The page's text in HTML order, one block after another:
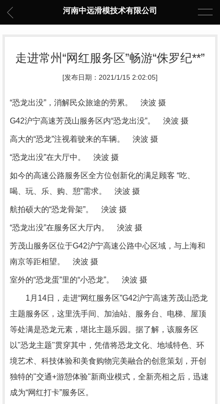
河南中远滑模技术有限公司
走进常州“网红服务区”畅游“侏罗纪**”
[发布日期：2021/1/15 2:02:05]
“恐龙出没”，消解民众旅途的劳累。 泱波 摄
G42沪宁高速芳茂山服务区内“恐龙出没”。 泱波 摄
高大的“恐龙”注视着驶来的车辆。 泱波 摄
“恐龙出没”在大厅中。 泱波 摄
如今的高速公路服务区全方位创新化的满足顾客 “吃、
喝、玩、乐、购、憩”需求。 泱波 摄
航拍硕大的“恐龙骨架”。 泱波 摄
“恐龙出没”在服务区大厅内。 泱波 摄
芳茂山服务区位于G42沪宁高速公路中心区域，与上海和
南京等距相望。 泱波 摄
室外的“恐龙蛋”里的“小恐龙”。 泱波 摄
1月14日，走进“网红服务区”G42沪宁高速芳茂山恐龙
主题服务区，这里洗手间、加油站、服务台、电梯、屋顶
等处满是恐龙元素，堪比主题乐园。据了解，该服务区
以"恐龙主题"贯穿其中，凭借将恐龙文化、地域特色、环
境艺术、科技体验和美食购物完美融合的创意策划，开创
独特的"交通+游憩体验"新商业模式，全新亮相之后，迅速
成为“网红打卡”服务区。